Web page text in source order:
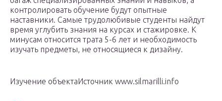
контролировать обучение будут опытные
наставники. Самые трудолюбивые студенты найдут
время углубить знания на курсах и стажировке. К
минусам относится трата 5-6 лет и необходимость
изучать предметы, не относящиеся к дизайну.
Изучение объектаИсточник www.silmarilli.info